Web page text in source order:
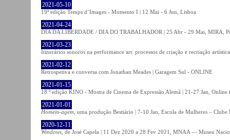
2021-05-10
19ª edição Temps d’Images - Momento I | 12 Mai - 6 Jun, Lisboa
2021-04-24
DIA DA LIBERDADE / DIA DO TRABALHADOR | 25 Abr - 29 Mai, MIRA,
2021-03-23
Itinerários sonoros na performance art: processos de criação e recriação
2021-02-12
Retrospetiva e conversa com Jonathan Meades | Garagem Sul - ONLINE
2021-01-15
18.ª edição KINO - Mostra de Cinema de Expressão Alemã | 21-27 Jan,
2021-01-01
Homem-agem , uma produção Bestiário | 7-10 Jan, Escola de Mulheres – Clube
2020-12-11
Windows , de José Capela | 11 Dez 2020 a 28 Fev 2021, MNAA — Museu